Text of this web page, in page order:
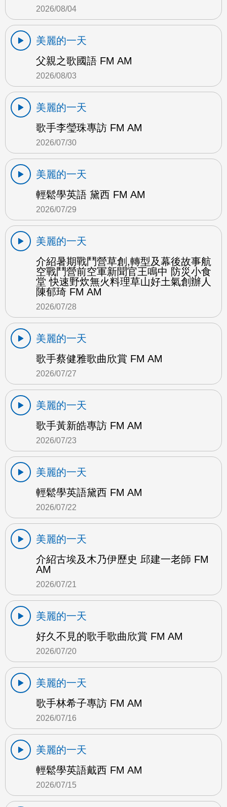
2026/08/04
美麗的一天
父親之歌國語 FM AM
2026/08/03
美麗的一天
歌手李瑩珠專訪 FM AM
2026/07/30
美麗的一天
輕鬆學英語 黛西 FM AM
2026/07/29
美麗的一天
介紹暑期戰鬥營草創,轉型及幕後故事航
空戰鬥營前空軍新聞官王鳴中 防災小食
堂 快速野炊無火料理草山好土氣創辦人
陳郁琦 FM AM
2026/07/28
美麗的一天
歌手蔡健雅歌曲欣賞 FM AM
2026/07/27
美麗的一天
歌手黃新皓專訪 FM AM
2026/07/23
美麗的一天
輕鬆學英語黛西 FM AM
2026/07/22
美麗的一天
介紹古埃及木乃伊歷史 邱建一老師 FM
AM
2026/07/21
美麗的一天
好久不見的歌手歌曲欣賞 FM AM
2026/07/20
美麗的一天
歌手林希子專訪 FM AM
2026/07/16
美麗的一天
輕鬆學英語戴西 FM AM
2026/07/15